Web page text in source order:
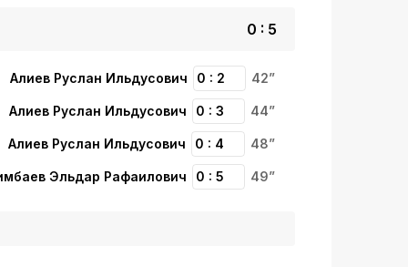
42”
0 : 2
Алиев Руслан Ильдусович
44”
0 : 3
Алиев Руслан Ильдусович
48”
0 : 4
Алиев Руслан Ильдусович
49”
0 : 5
Эльдар Рафаилович
0 : 5